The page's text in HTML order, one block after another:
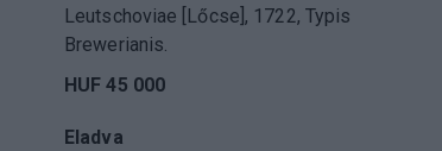
Leutschoviae [Lőcse], 1722, Typis
Brewerianis.
HUF 45 000
Eladva